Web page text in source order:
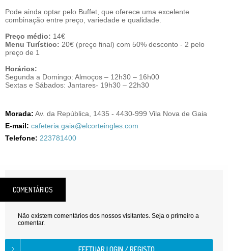
Pode ainda optar pelo Buffet, que oferece uma excelente
combinação entre preço, variedade e qualidade.
Preço médio: 14€
Menu Turístico: 20€ (preço final) com 50% desconto - 2 pelo
preço de 1
Horários:
Segunda a Domingo: Almoços – 12h30 – 16h00
Sextas e Sábados: Jantares- 19h30 – 22h30
Morada: Av. da República, 1435 - 4430-999 Vila Nova de Gaia
E-mail: cafeteria.gaia@elcorteingles.com
Telefone: 223781400
COMENTÁRIOS
Não existem comentários dos nossos visitantes. Seja o primeiro a
comentar.